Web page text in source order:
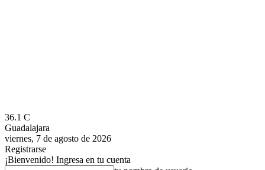
36.1 C
Guadalajara
viernes, 7 de agosto de 2026
Registrarse
¡Bienvenido! Ingresa en tu cuenta